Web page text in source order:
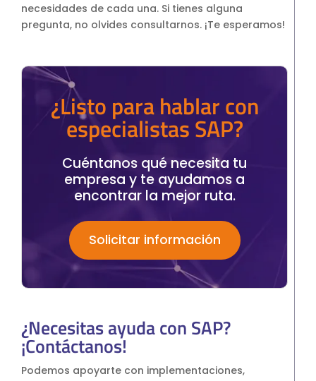
necesidades de cada una. Si tienes alguna
pregunta, no olvides consultarnos. ¡Te esperamos!
¿Listo para hablar con
especialistas SAP?
Cuéntanos qué necesita tu
empresa y te ayudamos a
encontrar la mejor ruta.
Solicitar información
¿Necesitas ayuda con SAP?
¡Contáctanos!
Podemos apoyarte con implementaciones,